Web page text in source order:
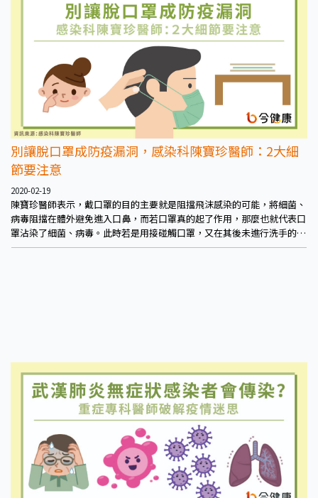
別讓脫口罩成防疫漏洞，感染科陳寶珍醫師：2大細
節要注意
2020-02-19
陳寶珍醫師表示，戴口罩的目的主要就是阻擋飛沫感染的可能，將細菌、
病毒阻擋在體外避免進入口鼻，而若口罩真的起了作用，那麼也就代表口
罩沾染了細菌、病毒。此時若是用接碰觸口罩，又在其後未進行洗手的情
況下，直接接觸到口鼻甚至是眼睛，就有可能藉由手將細菌、病毒傳入體